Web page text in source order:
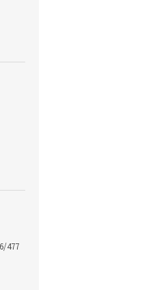
477